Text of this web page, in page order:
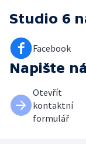
Studio 6
Facebook
Napište
Otevřít
kontaktní
formulář